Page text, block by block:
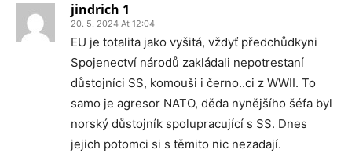
jindrich 1
20. 5. 2024 At 12:04
EU je totalita jako vyšitá, vždyť předchůdkyni
Spojenectví národů zakládali nepotrestaní
důstojníci SS, komouši i černo..ci z WWII. To
samo je agresor NATO, děda nynějšího šéfa byl
norský důstojník spolupracující s SS. Dnes
jejich potomci si s těmito nic nezadají.